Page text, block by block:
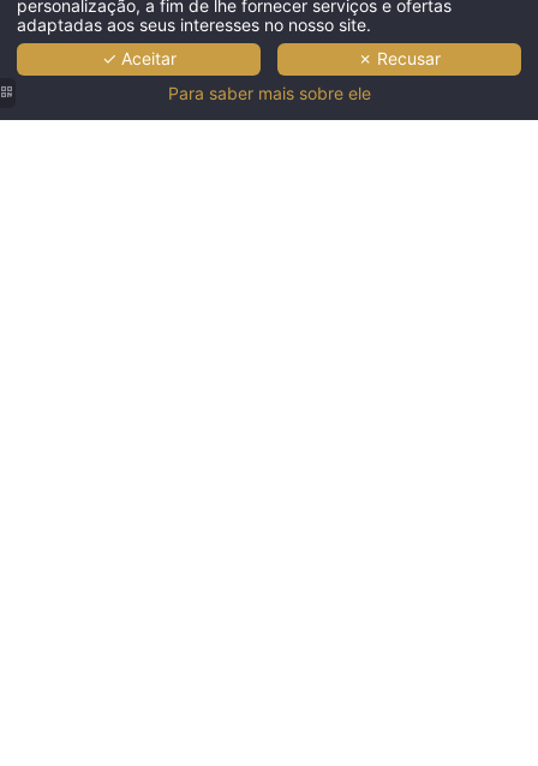
personalização, a fim de lhe fornecer serviços e ofertas
adaptadas aos seus interesses no nosso site.
✓ Aceitar
✗ Recusar
Para saber mais sobre ele